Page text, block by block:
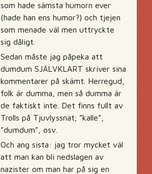
som hade sämsta humorn ever
(hade han ens humor?) och tjejen
som menade väl men uttryckte
sig dåligt.
Sedan måste jag påpeka att
dumdum SJÄLVKLART skriver sina
kommentarer på skämt. Herregud,
folk är dumma, men så dumma är
de faktiskt inte. Det finns fullt av
Trolls på Tjuvlyssnat; ”kalle”,
”dumdum”, osv.
Och ang sista: jag tror mycket väl
att man kan bli nedslagen av
nazister om man har på sig en